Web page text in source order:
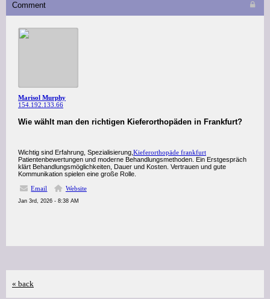
Comment
Marisol Murphy
154.192.133.66
Wie wählt man den richtigen Kieferorthopäden in Frankfurt?
Wichtig sind Erfahrung, Spezialisierung, Kieferorthopäde frankfurt
Patientenbewertungen und moderne Behandlungsmethoden. Ein Erstgespräch
klärt Behandlungsmöglichkeiten, Dauer und Kosten. Vertrauen und gute
Kommunikation spielen eine große Rolle.
Email
Website
Jan 3rd, 2026 - 8:38 AM
« back